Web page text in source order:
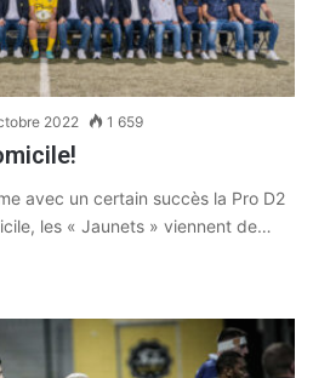
2022 1 659
avec un certain succès la Pro D2
les « Jaunets » viennent de…